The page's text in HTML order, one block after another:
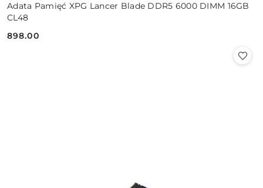
Adata Pamięć XPG Lancer Blade DDR5 6000 DIMM 16GB
CL48
Cena:
898.00